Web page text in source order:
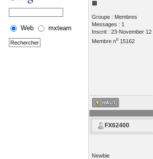
Web mxteam
Groupe : Membres
Messages : 1
Inscrit : 23-November 12
Membre no15162
FX62400
Newbie